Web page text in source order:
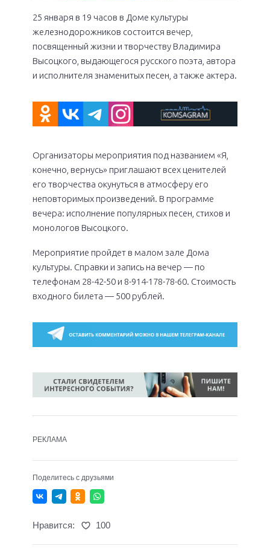
25 января в 19 часов в Доме культуры
железнодорожников состоится вечер,
посвященный жизни и творчеству Владимира
Высоцкого, выдающегося русского поэта, автора
и исполнителя знаменитых песен, а также актера.
Организаторы мероприятия под названием «Я,
конечно, вернусь» приглашают всех ценителей
его творчества окунуться в атмосферу его
неповторимых произведений. В программе
вечера: исполнение популярных песен, стихов и
монологов Высоцкого.
Мероприятие пройдет в малом зале Дома
культуры. Справки и запись на вечер — по
телефонам 28-42-50 и 8-914-178-78-60. Стоимость
входного билета — 500 рублей.
РЕКЛАМА
Поделитесь с друзьями
Нравится: 100